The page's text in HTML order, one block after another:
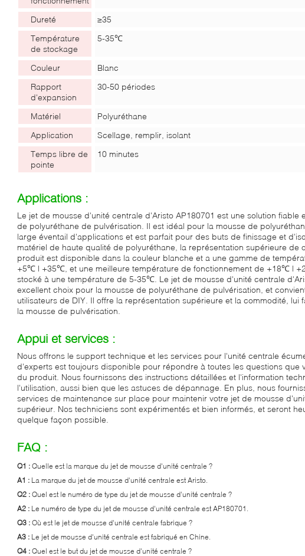
Dureté
≥35
Température
de stockage
5-35℃
Couleur
Blanc
Rapport
d'expansion
30-50 périodes
Matériel
Polyuréthane
Application
Scellage, remplir, isolant
Temps libre de
pointe
10 minutes
Applications :
Le jet de mousse d'unité centrale d'Aristo AP180701 est une solution fiable
de polyuréthane de pulvérisation. Il est idéal pour la mousse de
large éventail d'applications et est parfait pour des buts de finissage et
matériel de haute qualité de polyuréthane, la représentation supérieure de
produit est disponible dans la couleur blanche et a une gamme de
+5℃ | +35℃, et une meilleure température de fonctionnement de +18℃ |
stocké à une température de 5-35℃. Le jet de mousse d'unité centrale
excellent choix pour la mousse de polyuréthane de pulvérisation, et
utilisateurs de DIY. Il offre la représentation supérieure et la commodité, lui
la mousse de pulvérisation.
Appui et services :
Nous offrons le support technique et les services pour l'unité centrale
d'experts est toujours disponible pour répondre à toutes les questions que
du produit. Nous fournissons des instructions détaillées et l'information
l'utilisation, aussi bien que les astuces de dépannage. En plus, nous
services de maintenance sur place pour maintenir votre jet de mousse
supérieur. Nos techniciens sont expérimentés et bien informés, et seront
quelque façon possible.
FAQ :
Q1 : Quelle est la marque du jet de mousse d'unité centrale ?
A1 : La marque du jet de mousse d'unité centrale est Aristo.
Q2 : Quel est le numéro de type du jet de mousse d'unité centrale ?
A2 : Le numéro de type du jet de mousse d'unité centrale est AP180701.
Q3 : Où est le jet de mousse d'unité centrale fabrique ?
A3 : Le jet de mousse d'unité centrale est fabriqué en Chine.
Q4 : Quel est le but du jet de mousse d'unité centrale ?